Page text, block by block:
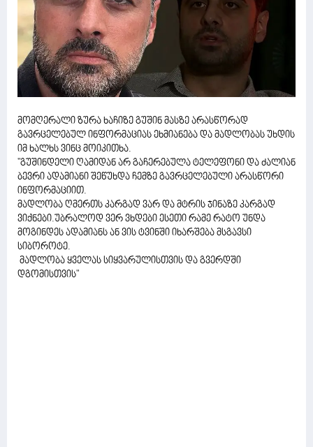
მომღერალი ზურა ხაჩიზე გუშინ მასზე არასწორად
გავრცელებულ ინფორმაციას ეხმიანება და მადლობას უხდის
იმ ხალხს ვინც მოიკითხა.
"გუშინდელი ღამიდან არ გაჩერებულა ტელეფონი და ძალიან
ბევრი ადამიანი შეწუხდა ჩემზე გავრცელებული არასწორი
ინფორმაციით.
მადლობა ღმერთს კარგად ვარ და მტრის ჯინაზე კარგად
ვიქნები.უბრალოდ ვერ ვხდები ესეთი რამე რატო უნდა
მოგინდეს ადამიანს ან ვის ტვინში იხარშება მსგავსი
სიბოროტე.
მადლობა ყველას სიყვარულისთვის და გვერდში
დგომისთვის"